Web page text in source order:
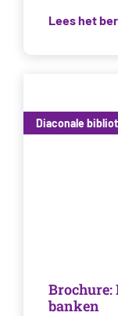
Lees het
Diaconale
Brochure:
banken